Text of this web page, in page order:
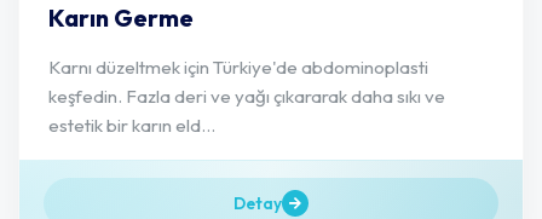
Karın Germe
Karnı düzeltmek için Türkiye'de abdominoplasti
keşfedin. Fazla deri ve yağı çıkararak daha sıkı ve
estetik bir karın eld...
Detay